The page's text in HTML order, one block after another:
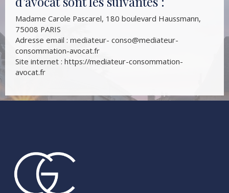
Madame Carole Pascarel, 180 boulevard Haussmann,
75008 PARIS
Adresse email : mediateur- conso@mediateur-
consommation-avocat.fr
Site internet : https://mediateur-consommation-
avocat.fr